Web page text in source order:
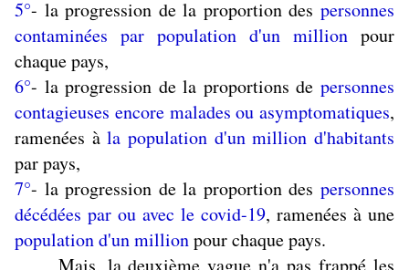
5°- la progression de la proportion des personnes
contaminées par population d'un million pour
chaque pays,
6°- la progression de la proportions de personnes
contagieuses encore malades ou asymptomatiques,
ramenées àla population d'un million d'habitants
par pays,
7°- la progression de la proportion des personnes
décédées par ou avec le covid-19, ramenées à une
population d'un millionpour chaque pays.
Mais, la deuxième vague n'a pas frappé les